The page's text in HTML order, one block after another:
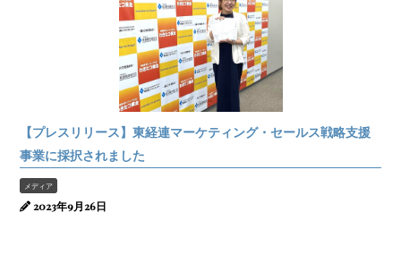
【プレスリリース】東経連マーケティング・セールス戦略支援
事業に採択されました
メディア
2023年9月26日